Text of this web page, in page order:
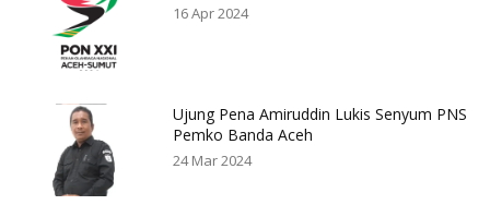
16 Apr 2024
Ujung Pena Amiruddin Lukis Senyum PNS
Pemko Banda Aceh
24 Mar 2024